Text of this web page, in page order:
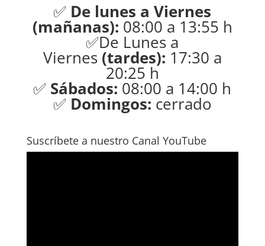
✅ De lunes a Viernes
(mañanas): 08:00 a 13:55 h
✅De Lunes a
Viernes(tardes): 17:30 a
20:25 h
✅ Sábados: 08:00 a 14:00 h
✅ Domingos: cerrado
Suscríbete a nuestro Canal YouTube